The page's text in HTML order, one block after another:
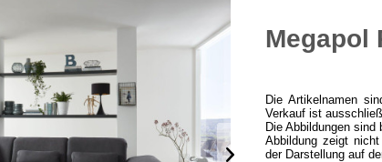
Megapol
Die Artikelnamen
Verkauf ist
Die Abbildungen
Abbildung zeigt
der Darstellung auf